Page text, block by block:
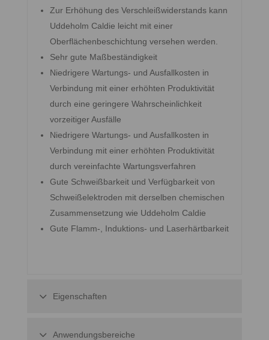
Zur Erhöhung des Verschleißwiderstands kann
Uddeholm Caldie leicht mit einer
Oberflächenbeschichtung versehen werden.
Sehr gute Maßbeständigkeit
Niedrigere Wartungs- und Ausfallkosten in
Verbindung mit einer erhöhten Produktivität
durch eine geringere Wahrscheinlichkeit
vorzeitiger Ausfälle
Niedrigere Wartungs- und Ausfallkosten in
Verbindung mit einer erhöhten Produktivität
durch vereinfachte Wartungsverfahren
Gute Schweißbarkeit und Verfügbarkeit von
Schweißelektroden mit derselben chemischen
Zusammensetzung wie Uddeholm Caldie
Gute Flamm-, Induktions- und Laserhärtbarkeit
Eigenschaften
Anwendungsbereiche